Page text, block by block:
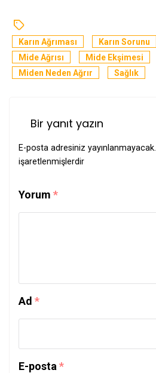
Karın Ağrıması
Karın Sorunu
Mide Ağrısı
Mide Ekşimesi
Miden Neden Ağrır
Sağlık
Bir yanıt yazın
E-posta adresiniz yayınlanmayacak.
işaretlenmişlerdir
Yorum *
Ad *
E-posta *